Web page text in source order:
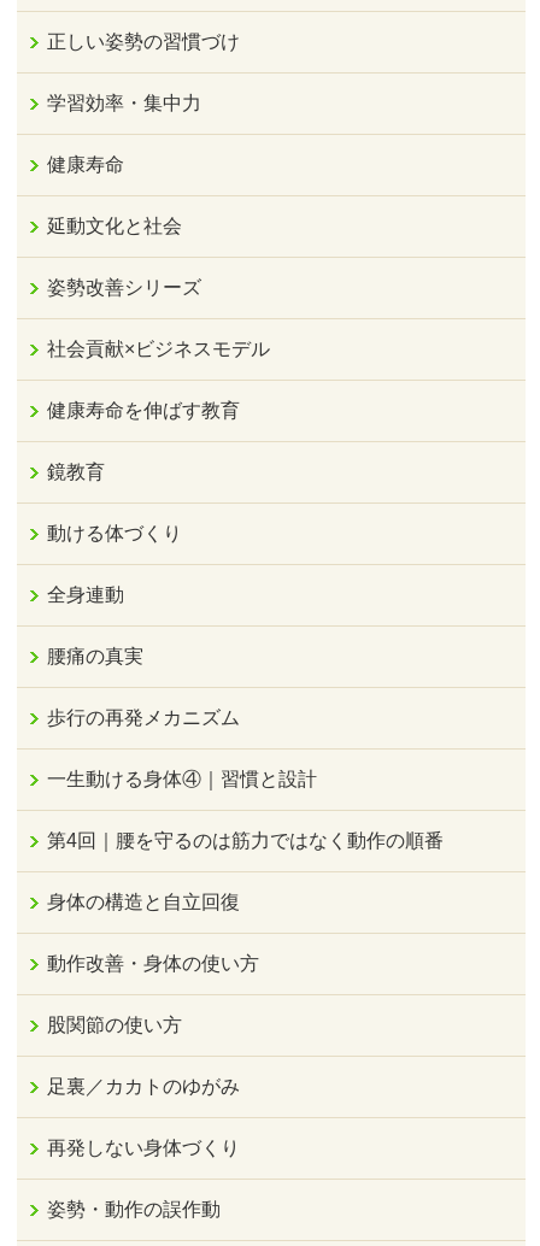
正しい姿勢の習慣づけ
学習効率・集中力
健康寿命
延動文化と社会
姿勢改善シリーズ
社会貢献×ビジネスモデル
健康寿命を伸ばす教育
鏡教育
動ける体づくり
全身連動
腰痛の真実
歩行の再発メカニズム
一生動ける身体④｜習慣と設計
第4回｜腰を守るのは筋力ではなく動作の順番
身体の構造と自立回復
動作改善・身体の使い方
股関節の使い方
足裏／カカトのゆがみ
再発しない身体づくり
姿勢・動作の誤作動